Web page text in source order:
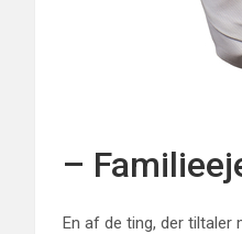
–
En af de ting, der